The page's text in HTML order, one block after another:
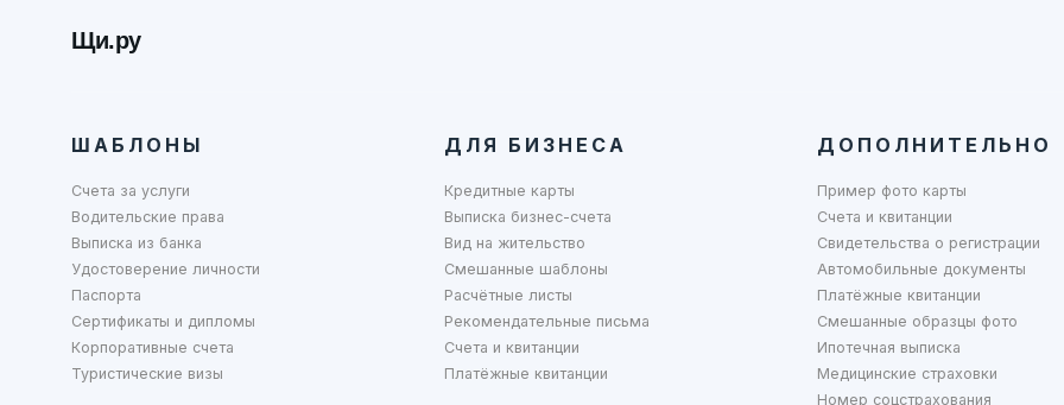
Щи.ру
ШАБЛОНЫ
Счета за услуги
Водительские права
Выписка из банка
Удостоверение личности
Паспорта
Сертификаты и дипломы
Корпоративные счета
Туристические визы
ДЛЯ БИЗНЕСА
Кредитные карты
Выписка бизнес-счета
Вид на жительство
Смешанные шаблоны
Расчётные листы
Рекомендательные письма
Счета и квитанции
Платёжные квитанции
ДОПОЛНИТЕЛЬНО
Пример фото карты
Счета и квитанции
Свидетельства о регистрации
Автомобильные документы
Платёжные квитанции
Смешанные образцы фото
Ипотечная выписка
Медицинские страховки
Номер соцстрахования